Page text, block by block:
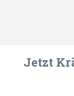
Jetzt